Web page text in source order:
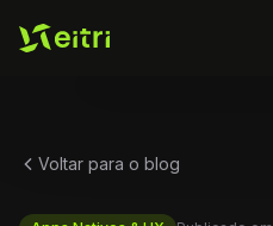
Voltar para o blog